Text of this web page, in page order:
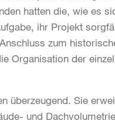
hatten die, wie es
ihr Projekt
zum
Organisation der
überzeugend. Sie
und